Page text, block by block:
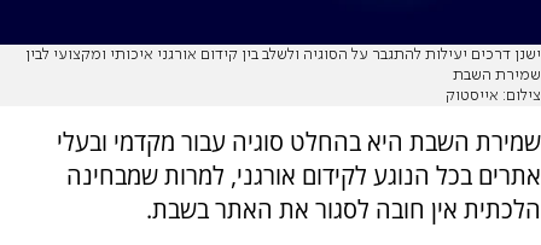
ישנן דרכים יעילות להתגבר על הסוגיה ולשלב בין קידום אורגני איכותי ומקצועי לבין
שמירת השבת
צילום: אייסטוק
שמירת השבת היא בהחלט סוגיה עבור מקדמי ובעלי
אתרים בכל הנוגע לקידום אורגני, למרות שמבחינה
הלכתית אין חובה לסגור את האתר בשבת.